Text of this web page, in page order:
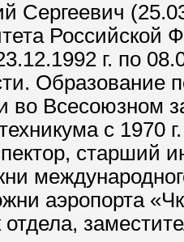
Сергеевич
Российской
г. по
Образование
во Всесоюзном
с 1970
старший
аэропорта
отдела,